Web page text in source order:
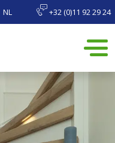
NL +32 (0)11 92 29 24